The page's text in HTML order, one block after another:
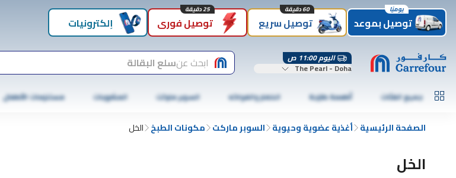
توصيل بموعد
يوميًا
توصيل سريع
60 دقيقة
توصيل فوري
25 دقيقة
إلكترونيات
اليوم 11:00 ص
The Pearl - Doha ابحث عنسلع البقالة
جميع الفئات أطعمة طازجة الخضار والفواكه السوبر ماركت المشروبات مستلزمات الأطفال
الصفحة الرئيسية أغذية عضوية وحيوية السوبر ماركت مكونات الطبخ الخل
الخل